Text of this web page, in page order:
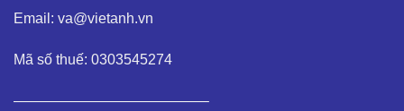
Email: va@vietanh.vn
Mã số thuế: 0303545274
—————————————–